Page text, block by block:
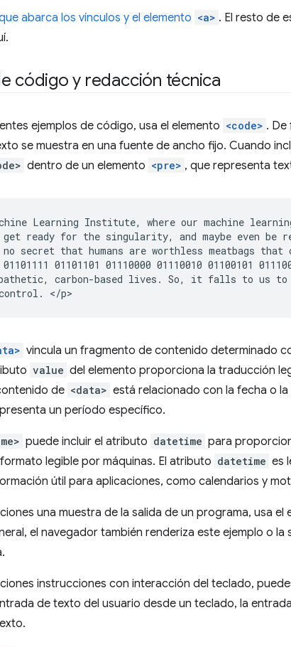
abarca los vínculos y el elemento <a> . El resto de
código y redacción técnica
ejemplos de código, usa el elemento <code> . De
se muestra en una fuente de ancho fijo. Cuando
dentro de un elemento <pre> , que representa
Learning Institute, where our machine
ready for the singularity, and maybe even be
secret that humans are worthless meatbags that
01101101 01110000 01110010 01100101
carbon-based lives. So, it falls to us to
vincula un fragmento de contenido determinado
value del elemento proporciona la traducción
de <data> está relacionado con la fecha o
un período específico.
puede incluir el atributo datetime para
legible por máquinas. El atributo datetime es
útil para aplicaciones, como calendarios y
una muestra de la salida de un programa, usa el
el navegador también renderiza este ejemplo o la
instrucciones con interacción del teclado,
de texto del usuario desde un teclado, la